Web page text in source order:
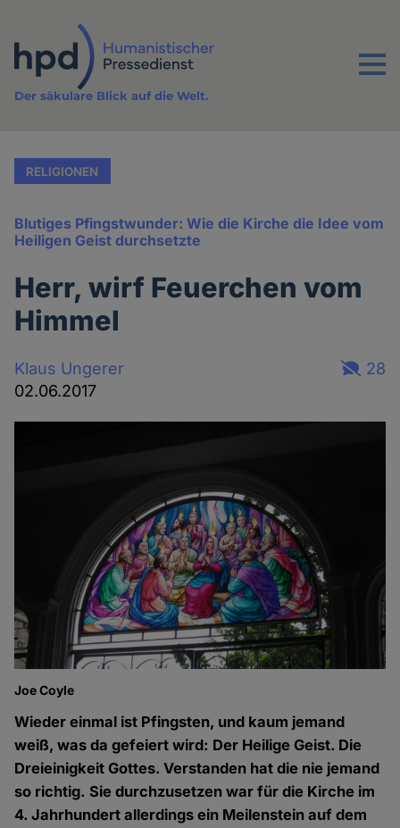
Inhalt
Menu
Der säkulare Blick auf die Welt.
RELIGIONEN
Blutiges Pfingstwunder: Wie die Kirche die Idee vom
Heiligen Geist durchsetzte
Herr, wirf Feuerchen vom
Himmel
Klaus Ungerer
02.06.2017
28
Joe Coyle
Wieder einmal ist Pfingsten, und kaum jemand
weiß, was da gefeiert wird: Der Heilige Geist. Die
Dreieinigkeit Gottes. Verstanden hat die nie jemand
so richtig. Sie durchzusetzen war für die Kirche im
4. Jahrhundert allerdings ein Meilenstein auf dem